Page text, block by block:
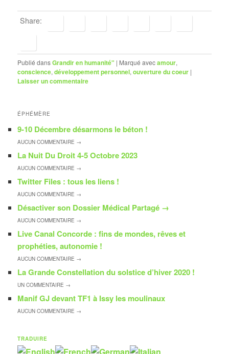
Share:
Publié dansGrandir en humanité" | Marqué avecamour,
conscience,développement personnel,ouverture du coeur |
Laisser un commentaire
ÉPHÉMÈRE
9-10 Décembre désarmons le béton !
AUCUNCOMMENTAIRE →
La Nuit Du Droit 4-5 Octobre 2023
AUCUNCOMMENTAIRE →
Twitter Files : tous les liens !
AUCUNCOMMENTAIRE →
Désactiver son Dossier Médical Partagé →
AUCUNCOMMENTAIRE →
Live Canal Concorde : fins de mondes, rêves et
prophéties, autonomie !
AUCUNCOMMENTAIRE →
La Grande Constellation du solstice d’hiver 2020 !
UNCOMMENTAIRE →
Manif GJ devant TF1 à Issy les moulinaux
AUCUNCOMMENTAIRE →
TRADUIRE